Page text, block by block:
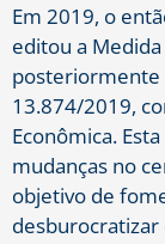
Em 2019, o
editou a
posteriormente
13.874/2019,
Econômica.
mudanças no
objetivo de